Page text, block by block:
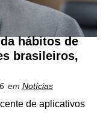
hábitos de
brasileiros,
em Notícias
de aplicativos